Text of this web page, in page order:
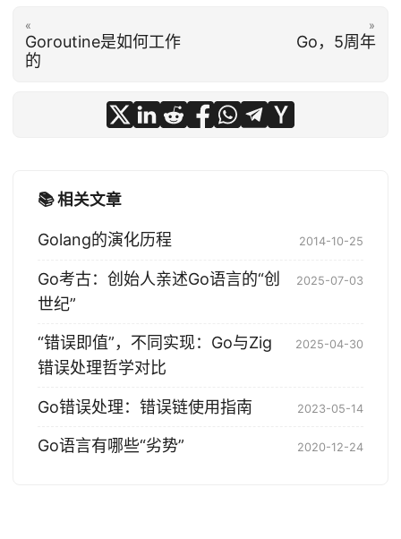
«
Goroutine是如何工作
的
»
Go，5周年
📚 相关文章
Golang的演化历程 2014-10-25
Go考古：创始人亲述Go语言的“创
世纪”
2025-07-03
“错误即值”，不同实现：Go与Zig
错误处理哲学对比
2025-04-30
Go错误处理：错误链使用指南 2023-05-14
Go语言有哪些“劣势” 2020-12-24